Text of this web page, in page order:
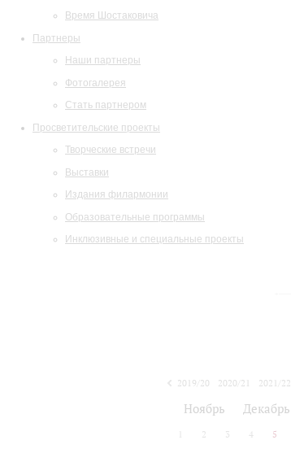
Время Шостаковича
Партнеры
Наши партнеры
Фотогалерея
Стать партнером
Просветительские проекты
Творческие встречи
Выставки
Издания филармонии
Образовательные программы
Инклюзивные и специальные проекты
2019/20 2020/21 2021/22
Ноябрь Декабрь
2 3 4 5